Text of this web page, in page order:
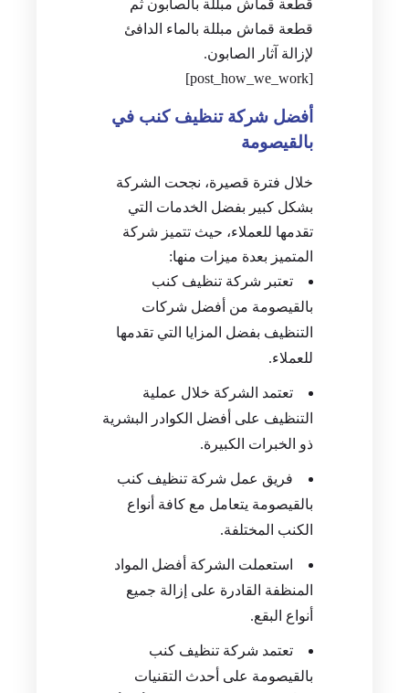
قطعة قماش مبللة بالصابون ثم
قطعة قماش مبللة بالماء الدافئ
لإزالة آثار الصابون.
[post_how_we_work]
أفضل شركة تنظيف كنب في
بالقيصومة
خلال فترة قصيرة، نجحت الشركة
بشكل كبير بفضل الخدمات التي
تقدمها للعملاء، حيث تتميز شركة
المتميز بعدة ميزات منها:
تعتبر شركة تنظيف كنب
بالقيصومة من أفضل شركات
التنظيف بفضل المزايا التي تقدمها
للعملاء.
تعتمد الشركة خلال عملية
التنظيف على أفضل الكوادر البشرية
ذو الخبرات الكبيرة.
فريق عمل شركة تنظيف كنب
بالقيصومة يتعامل مع كافة أنواع
الكنب المختلفة.
استعملت الشركة أفضل المواد
المنظفة القادرة على إزالة جميع
أنواع البقع.
تعتمد شركة تنظيف كنب
بالقيصومة على أحدث التقنيات